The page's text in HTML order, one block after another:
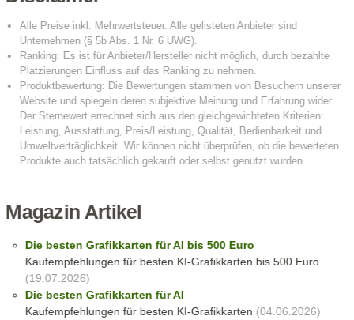
Magazin Artikel
Die besten Grafikkarten für AI bis 500 Euro
Kaufempfehlungen für besten KI-Grafikkarten bis 500 Euro
(19.07.2026)
Die besten Grafikkarten für AI
Kaufempfehlungen für besten KI-Grafikkarten (04.06.2026)